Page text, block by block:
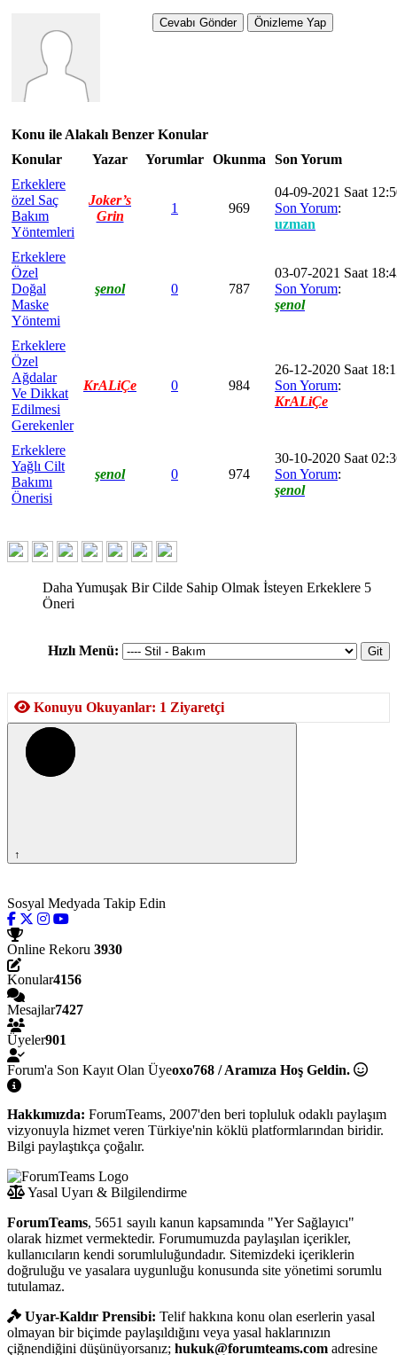
Konu ile Alakalı Benzer Konular
Konular
Yazar Yorumlar Okunma
Son Yorum
Erkeklere
özel Saç
Bakım
Yöntemleri
Joker’s
Grin
1 969
04-09-2021 Saat
Son Yorum:
uzman
Erkeklere
Özel
Doğal
Maske
Yöntemi
şenol 0 787
03-07-2021 Saat
Son Yorum:
şenol
Erkeklere
Özel
Ağdalar
Ve Dikkat
Edilmesi
Gerekenler
KrALiÇe 0 984
26-12-2020 Saat
Son Yorum:
KrALiÇe
Erkeklere
Yağlı Cilt
Bakımı
Önerisi
şenol 0 974
30-10-2020 Saat
Son Yorum:
şenol
Daha Yumuşak Bir Cilde Sahip Olmak İsteyen Erkeklere 5
Öneri
Hızlı Menü:
Konuyu Okuyanlar: 1 Ziyaretçi
↑
Sosyal Medyada Takip Edin
Online Rekoru 3930
Konular4156
Mesajlar7427
Üyeler901
Forum'a Son Kayıt Olan Üyeoxo768 / Aramıza Hoş Geldin.
Hakkımızda: ForumTeams, 2007'den beri topluluk odaklı paylaşım
vizyonuyla hizmet veren Türkiye'nin köklü platformlarından biridir.
Bilgi paylaştıkça çoğalır.
Yasal Uyarı & Bilgilendirme
ForumTeams, 5651 sayılı kanun kapsamında "Yer Sağlayıcı"
olarak hizmet vermektedir. Forumumuzda paylaşılan içerikler,
kullanıcıların kendi sorumluluğundadır. Sitemizdeki içeriklerin
doğruluğu ve yasalara uygunluğu konusunda site yönetimi sorumlu
tutulamaz.
Uyar-Kaldır Prensibi: Telif hakkına konu olan eserlerin yasal
olmayan bir biçimde paylaşıldığını veya yasal haklarınızın
çiğnendiğini düşünüyorsanız; hukuk@forumteams.com adresine